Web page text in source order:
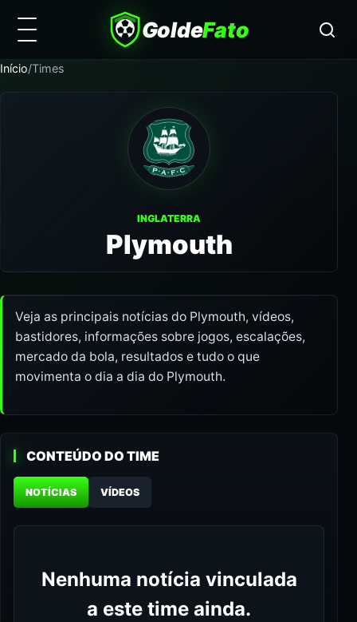
GoldeFato
Início/Times
INGLATERRA
Plymouth
Veja as principais notícias do Plymouth, vídeos,
bastidores, informações sobre jogos, escalações,
mercado da bola, resultados e tudo o que
movimenta o dia a dia do Plymouth.
CONTEÚDO DO TIME
NOTÍCIAS VÍDEOS
Nenhuma notícia vinculada
a este time ainda.